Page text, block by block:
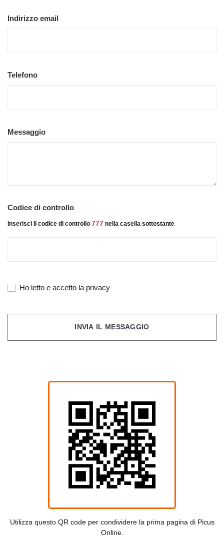
Indirizzo email
Telefono
Messaggio
Codice di controllo
inserisci il codice di controllo 777 nella casella sottostante
Ho letto e accetto la privacy
INVIA IL MESSAGGIO
Utilizza questo QR code per condividere la prima pagina di Picus
Online.